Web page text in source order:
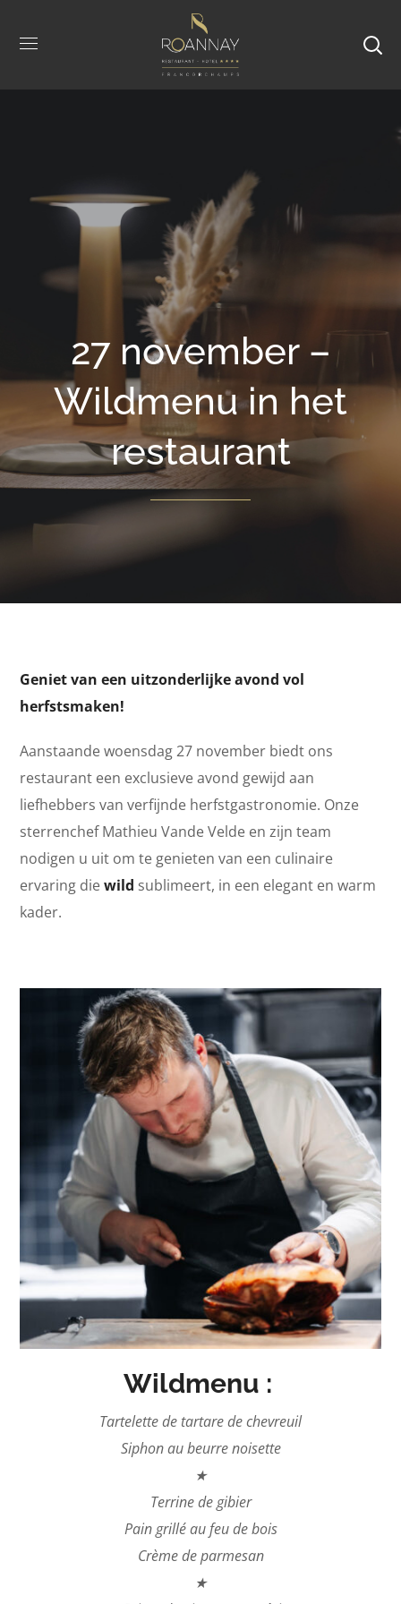
27 november –
Wildmenu in het
restaurant
Geniet van een uitzonderlijke avond vol
herfstsmaken!
Aanstaande woensdag 27 november biedt ons
restaurant een exclusieve avond gewijd aan
liefhebbers van verfijnde herfstgastronomie. Onze
sterrenchef Mathieu Vande Velde en zijn team
nodigen u uit om te genieten van een culinaire
ervaring diewild sublimeert, in een elegant en warm
kader.
Wildmenu :
Tartelette de tartare de chevreuil
Siphon au beurre noisette
★
Terrine de gibier
Pain grillé au feu de bois
Crème de parmesan
★